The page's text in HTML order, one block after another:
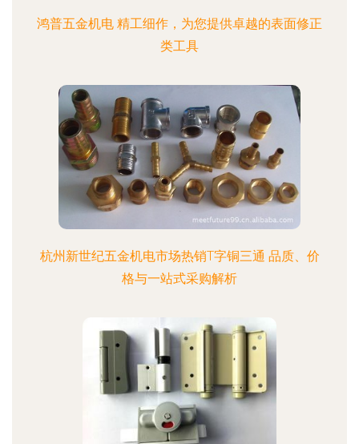
鸿普五金机电 精工细作，为您提供卓越的表面修正
类工具
杭州新世纪五金机电市场热销T字铜三通 品质、价
格与一站式采购解析